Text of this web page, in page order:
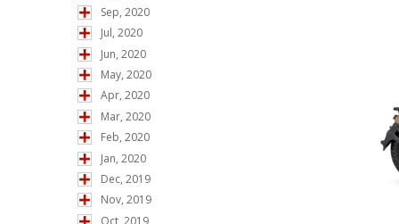
Sep, 2020
Jul, 2020
Jun, 2020
May, 2020
Apr, 2020
Mar, 2020
Feb, 2020
Jan, 2020
Dec, 2019
Nov, 2019
Oct, 2019